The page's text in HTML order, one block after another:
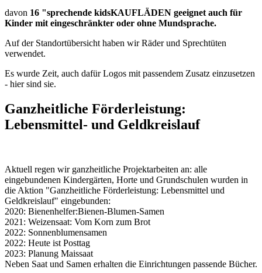
davon 16 "sprechende kidsKAUFLÄDEN geeignet auch für
Kinder mit eingeschränkter oder ohne Mundsprache.
Auf der Standortübersicht haben wir Räder und Sprechtüten
verwendet.
Es wurde Zeit, auch dafür Logos mit passendem Zusatz einzusetzen
- hier sind sie.
Ganzheitliche Förderleistung:
Lebensmittel- und Geldkreislauf
Aktuell regen wir ganzheitliche Projektarbeiten an: alle
eingebundenen Kindergärten, Horte und Grundschulen wurden in
die Aktion "Ganzheitliche Förderleistung: Lebensmittel und
Geldkreislauf" eingebunden:
2020: Bienenhelfer:Bienen-Blumen-Samen
2021: Weizensaat: Vom Korn zum Brot
2022: Sonnenblumensamen
2022: Heute ist Posttag
2023: Planung Maissaat
Neben Saat und Samen erhalten die Einrichtungen passende Bücher.